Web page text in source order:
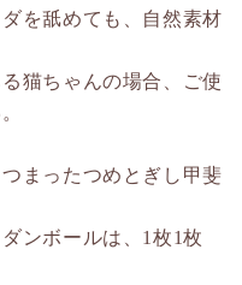
を舐めても、自然素材
猫ちゃんの場合、ご使
まったつめとぎし甲斐
ンボールは、1枚1枚